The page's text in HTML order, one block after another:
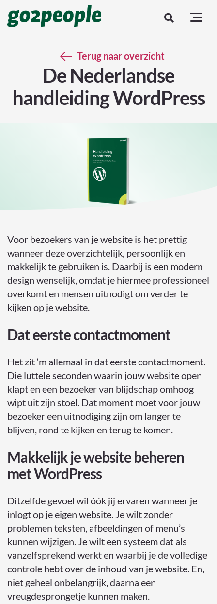
Terug naar overzicht
De Nederlandse
handleiding WordPress
Voor bezoekers van je website is het prettig
wanneer deze overzichtelijk, persoonlijk en
makkelijk te gebruiken is. Daarbij is een modern
design wenselijk, omdat je hiermee professioneel
overkomt en mensen uitnodigt om verder te
kijken op je website.
Dat eerste contactmoment
Het zit ‘m allemaal in dat eerste contactmoment.
Die luttele seconden waarin jouw website open
klapt en een bezoeker van blijdschap omhoog
wipt uit zijn stoel. Dat moment moet voor jouw
bezoeker een uitnodiging zijn om langer te
blijven, rond te kijken en terug te komen.
Makkelijk je website beheren
met WordPress
Ditzelfde gevoel wil óók jij ervaren wanneer je
inlogt op je eigen website. Je wilt zonder
problemen teksten, afbeeldingen of menu’s
kunnen wijzigen. Je wilt een systeem dat als
vanzelfsprekend werkt en waarbij je de volledige
controle hebt over de inhoud van je website. En,
niet geheel onbelangrijk, daarna een
vreugdesprongetje kunnen maken.